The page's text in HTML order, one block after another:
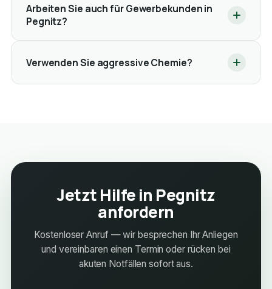
Arbeiten Sie auch für Gewerbekunden in
Pegnitz?
Verwenden Sie aggressive Chemie?
Jetzt Hilfe in Pegnitz
anfordern
Kostenloser Anruf — wir besprechen Ihr Anliegen
und vereinbaren einen Termin oder rücken bei
akuten Notfällen sofort aus.